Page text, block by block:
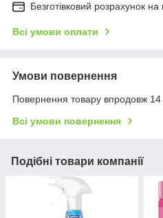
Безготівковий розрахунок
Всі умови оплати
Умови повернення
Повернення товару впродовж 14
Всі умови повернення
Подібні товари компанії